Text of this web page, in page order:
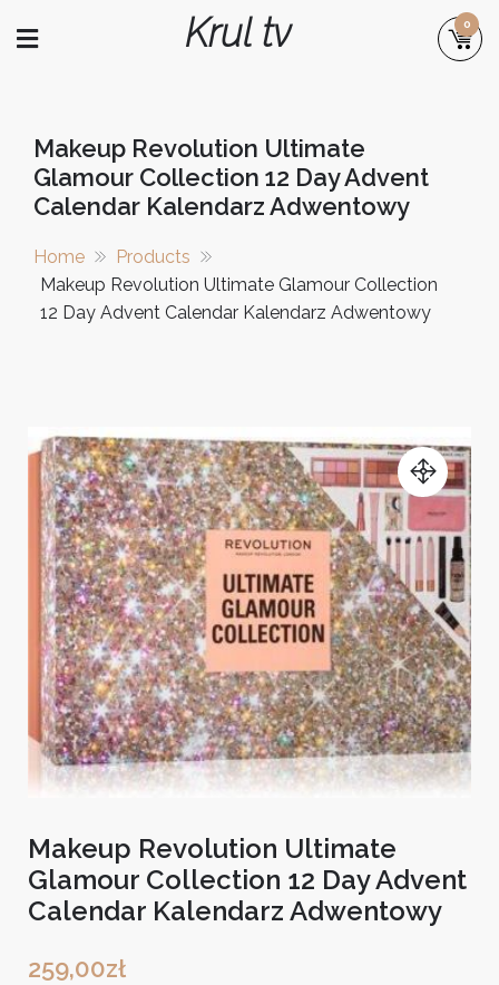
Krul tv 0
Makeup Revolution Ultimate
Glamour Collection 12 Day Advent
Calendar Kalendarz Adwentowy
Home
Products
Makeup Revolution Ultimate Glamour Collection
12 Day Advent Calendar Kalendarz Adwentowy
Makeup Revolution Ultimate
Glamour Collection 12 Day Advent
Calendar Kalendarz Adwentowy
259,00zł